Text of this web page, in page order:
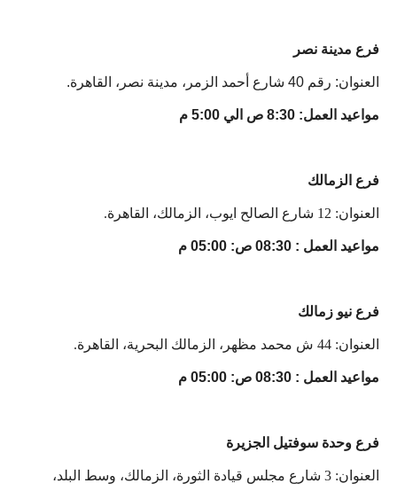
فرع مدينة نصر
العنوان: رقم 40 شارع أحمد الزمر، مدينة نصر، القاهرة.
مواعيد العمل: 8:30 ص الي 5:00 م
فرع الزمالك
العنوان: 12 شارع الصالح ايوب، الزمالك، القاهرة.
مواعيد العمل : 08:30 ص: 05:00 م
فرع نيو زمالك
العنوان: 44 ش محمد مظهر، الزمالك البحرية، القاهرة.
مواعيد العمل : 08:30 ص: 05:00 م
فرع وحدة سوفتيل الجزيرة
العنوان: 3 شارع مجلس قيادة الثورة، الزمالك، وسط البلد،